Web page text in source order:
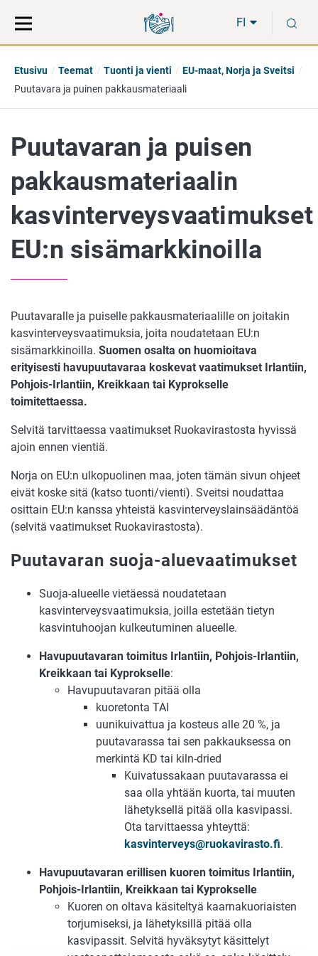
suoraan
sisältöön
koko
sivuston
FI
Etusivu Teemat Tuonti ja vienti
EU-maat, Norja ja Sveitsi
Puutavara ja puinen pakkausmateriaali
Puutavaran ja puisen
pakkausmateriaalin
kasvinterveysvaatimukset
EU:n sisämarkkinoilla
Puutavaralle ja puiselle pakkausmateriaalille on joitakin
kasvinterveysvaatimuksia, joita noudatetaan EU:n
sisämarkkinoilla. Suomen osalta on huomioitava
erityisesti havupuutavaraa koskevat vaatimukset Irlantiin,
Pohjois-Irlantiin, Kreikkaan tai Kyprokselle
toimitettaessa.
Selvitä tarvittaessa vaatimukset Ruokavirastosta hyvissä
ajoin ennen vientiä.
Norja on EU:n ulkopuolinen maa, joten tämän sivun ohjeet
eivät koske sitä (katso tuonti/vienti). Sveitsi noudattaa
osittain EU:n kanssa yhteistä kasvinterveyslainsäädäntöä
(selvitä vaatimukset Ruokavirastosta).
Puutavaran suoja-aluevaatimukset
Suoja-alueelle vietäessä noudatetaan
kasvinterveysvaatimuksia, joilla estetään tietyn
kasvintuhoojan kulkeutuminen alueelle.
Havupuutavaran toimitus Irlantiin, Pohjois-Irlantiin,
Kreikkaan tai Kyprokselle:
Havupuutavaran pitää olla
kuoretonta TAI
uunikuivattua ja kosteus alle 20 %, ja
puutavarassa tai sen pakkauksessa on
merkintä KD tai kiln-dried
Kuivatussakaan puutavarassa ei
saa olla yhtään kuorta, tai muuten
lähetyksellä pitää olla kasvipassi.
Ota tarvittaessa yhteyttä:
kasvinterveys@ruokavirasto.fi.
Havupuutavaran erillisen kuoren toimitus Irlantiin,
Pohjois-Irlantiin, Kreikkaan tai Kyprokselle
Kuoren on oltava käsiteltyä kaarnakuoriaisten
torjumiseksi, ja lähetyksillä pitää olla
kasvipassit. Selvitä hyväksytyt käsittelyt